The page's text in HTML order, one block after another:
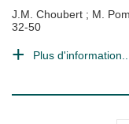
J.M. Choubert ; M.
32-50
Plus d'information...